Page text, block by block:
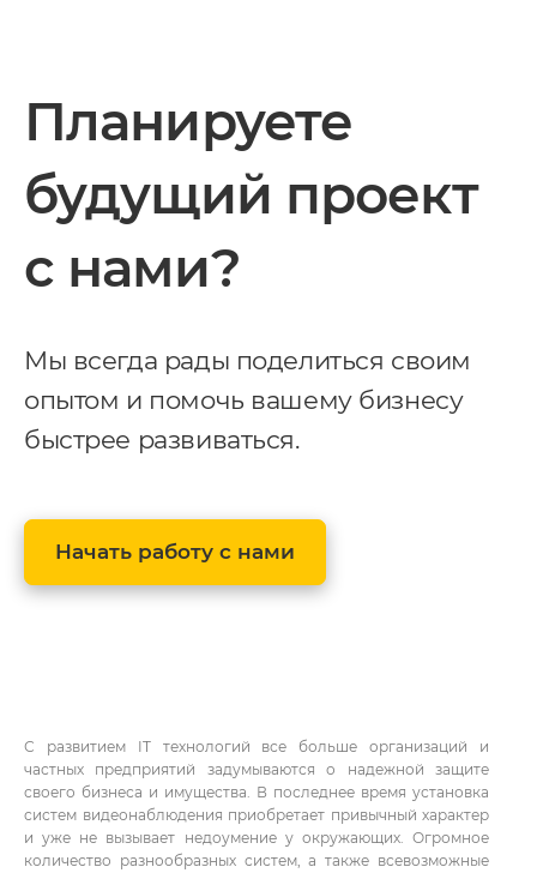
Планируете
будущий проект
с нами?
Мы всегда рады поделиться своим
опытом и помочь вашему бизнесу
быстрее развиваться.
Начать работу с нами
С развитием IT технологий все больше организаций и
частных предприятий задумываются о надежной защите
своего бизнеса и имущества. В последнее время установка
систем видеонаблюдения приобретает привычный характер
и уже не вызывает недоумение у окружающих. Огромное
количество разнообразных систем, а также всевозможные